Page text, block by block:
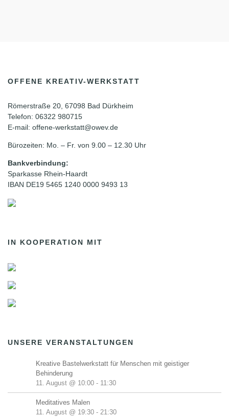
OFFENE KREATIV-WERKSTATT
Römerstraße 20, 67098 Bad Dürkheim
Telefon: 06322 980715
E-mail: offene-werkstatt@owev.de
Bürozeiten: Mo. – Fr. von 9.00 – 12.30 Uhr
Bankverbindung:
Sparkasse Rhein-Haardt
IBAN DE19 5465 1240 0000 9493 13
IN KOOPERATION MIT
UNSERE VERANSTALTUNGEN
Kreative Bastelwerkstatt für Menschen mit geistiger
Behinderung
11. August @ 10:00 - 11:30
Meditatives Malen
11. August @ 19:30 - 21:30